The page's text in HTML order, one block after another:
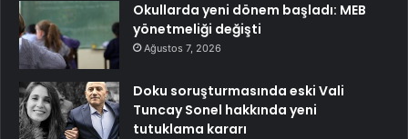
Okullarda yeni dönem başladı: MEB
yönetmeliği değişti
Ağustos 7, 2026
Doku soruşturmasında eski Vali
Tuncay Sonel hakkında yeni
tutuklama kararı